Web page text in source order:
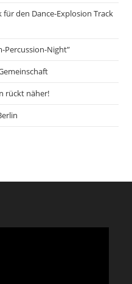
für den Dance-Explosion Track
Percussion-Night”
rückt näher!